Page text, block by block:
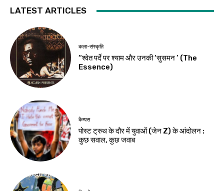
LATEST ARTICLES
कला-संस्कृति
“श्वेत पर्दे पर श्याम और उनकी ‘सुसमन ’ (The
Essence)
कैम्पस
पोस्ट ट्रुथ के दौर में युवाओं (जेन Z) के आंदोलन :
कुछ सवाल, कुछ जवाब